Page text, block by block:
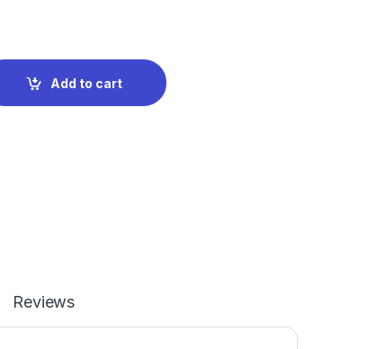
Add to cart
Reviews